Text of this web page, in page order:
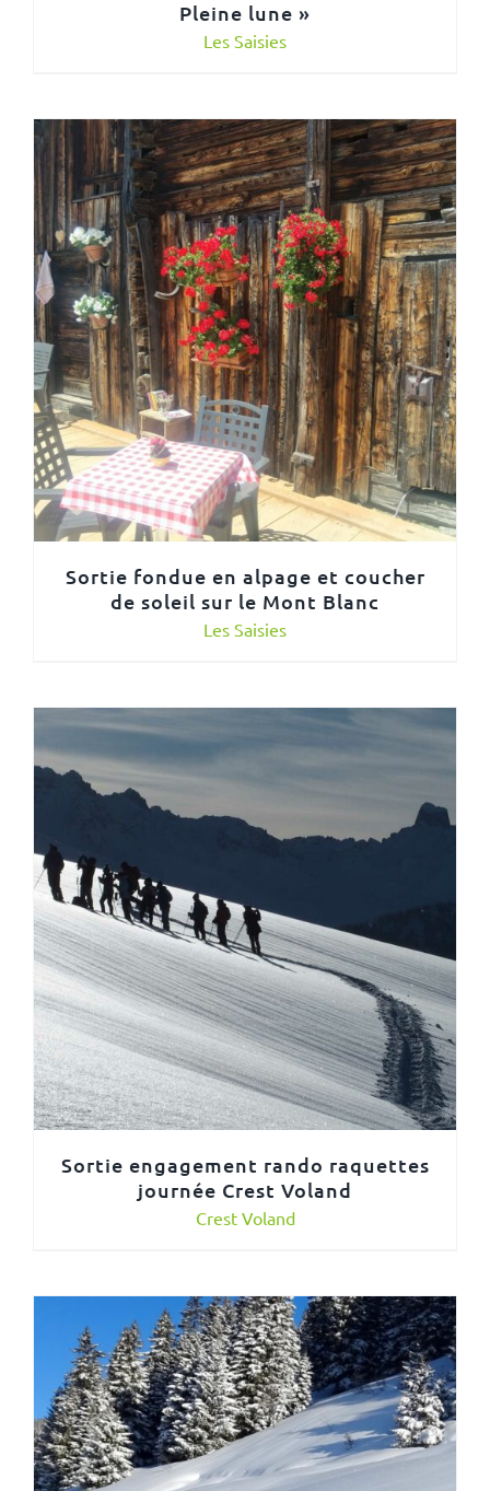
Pleine lune »
Les Saisies
Sortie fondue en alpage et coucher
de soleil sur le Mont Blanc
Les Saisies
Sortie engagement rando raquettes
journée Crest Voland
Crest Voland